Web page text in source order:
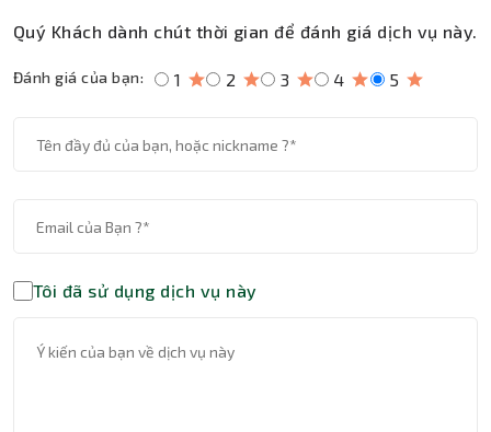
Quý Khách dành chút thời gian để đánh giá dịch vụ này.
Đánh giá của bạn: 1 2 3 4 5
Tôi đã sử dụng dịch vụ này